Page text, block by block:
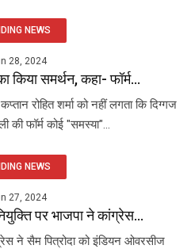
NEWS
28, 2024
किया समर्थन, कहा- फॉर्म...
रोहित शर्मा को नहीं लगता कि दिग्गज
की फॉर्म कोई "समस्या"...
NEWS
27, 2024
पर भाजपा ने कांग्रेस...
ने सैम पित्रोदा को इंडियन ओवरसीज